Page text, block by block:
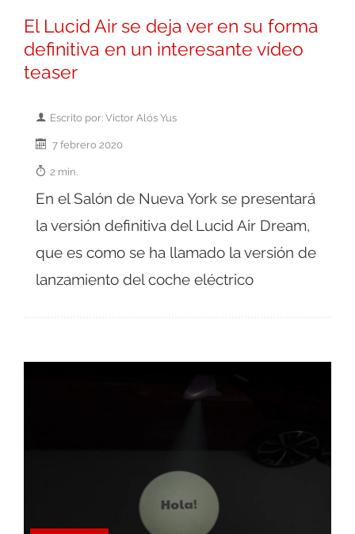
El Lucid Air se deja ver en su forma
definitiva en un interesante vídeo
teaser
Escrito por: Victor Alós Yus
7 febrero 2020
2 min.
En el Salón de Nueva York se presentará
la versión definitiva del Lucid Air Dream,
que es como se ha llamado la versión de
lanzamiento del coche eléctrico